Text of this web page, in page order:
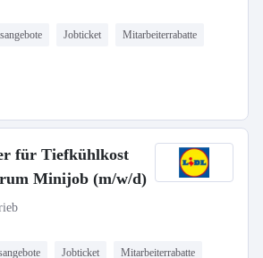
Jobticket Mitarbeiterrabatte
für Tiefkühlkost
Minijob (m/w/d)
Jobticket Mitarbeiterrabatte